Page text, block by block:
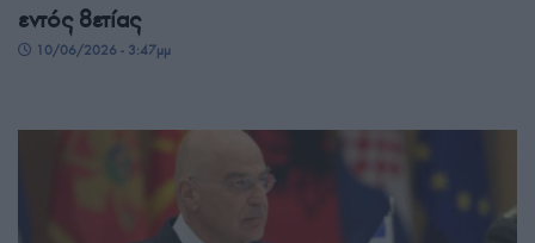
εντός 8ετίας
10/06/2026 - 3:47μμ